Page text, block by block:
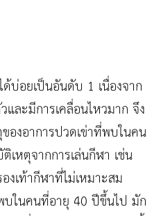
อยเป็นอันดับ 1 เนื่องจาก
ละมีการเคลื่อนไหวมาก จึง
องอาการปวดเข่าที่พบในคน
หตุจากการเล่นกีฬา เช่น
งเท้ากีฬาที่ไม่เหมาะสม
ในคนที่อายุ 40 ปีขึ้นไป มัก